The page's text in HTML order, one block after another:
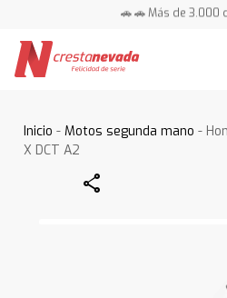
🚗 🚗 Más de 3.000
Inicio -Motos segunda mano -
X DCT A2
Share